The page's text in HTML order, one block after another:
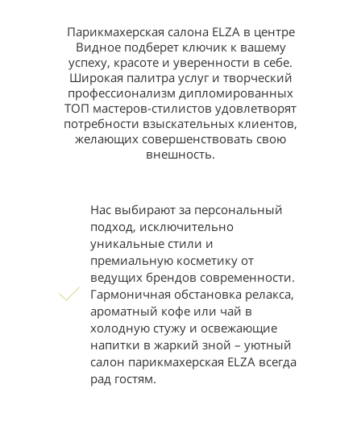
Парикмахерская салона ELZA в центре
Видное подберет ключик к вашему
успеху, красоте и уверенности в себе.
Широкая палитра услуг и творческий
профессионализм дипломированных
ТОП мастеров-стилистов удовлетворят
потребности взыскательных клиентов,
желающих совершенствовать свою
внешность.
Нас выбирают за персональный
подход, исключительно
уникальные стили и
премиальную косметику от
ведущих брендов современности.
Гармоничная обстановка релакса,
ароматный кофе или чай в
холодную стужу и освежающие
напитки в жаркий зной – уютный
салон парикмахерская ELZA всегда
рад гостям.